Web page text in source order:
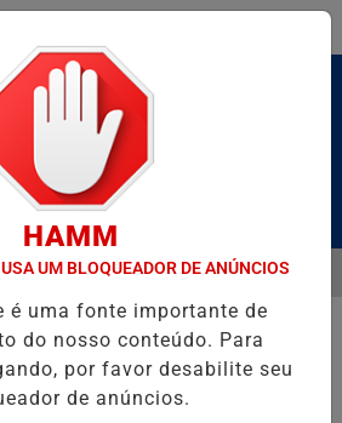
O MELHOR DO AXÉ DAS ANTIGAS
MENU
HAMM
UM BLOQUEADOR DE ANÚNCIOS
é uma fonte importante de
do nosso conteúdo. Para
por favor desabilite seu
de anúncios.